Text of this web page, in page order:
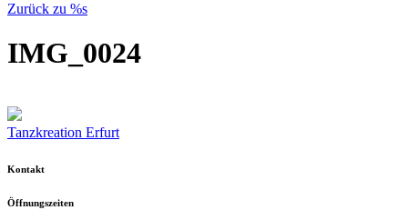
Zurück zu %s
IMG_0024
Tanzkreation Erfurt
Kontakt
Öffnungszeiten